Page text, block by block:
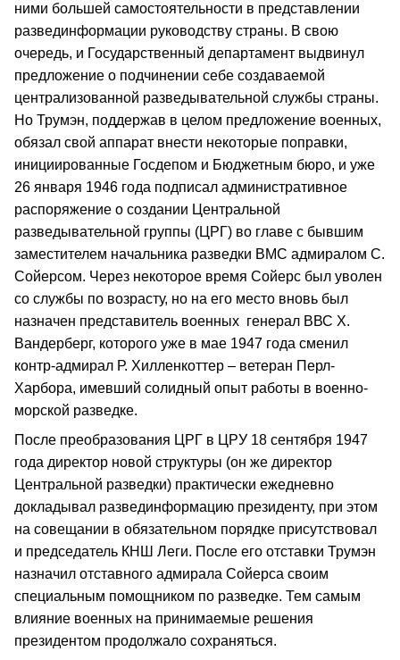
ними большей самостоятельности в представлении
развединформации руководству страны. В свою
очередь, и Государственный департамент выдвинул
предложение о подчинении себе создаваемой
централизованной разведывательной службы страны.
Но Трумэн, поддержав в целом предложение военных,
обязал свой аппарат внести некоторые поправки,
инициированные Госдепом и Бюджетным бюро, и уже
26 января 1946 года подписал административное
распоряжение о создании Центральной
разведывательной группы (ЦРГ) во главе с бывшим
заместителем начальника разведки ВМС адмиралом С.
Сойерсом. Через некоторое время Сойерс был уволен
со службы по возрасту, но на его место вновь был
назначен представитель военных генерал ВВС Х.
Вандерберг, которого уже в мае 1947 года сменил
контр-адмирал Р. Хилленкоттер – ветеран Перл-
Харбора, имевший солидный опыт работы в военно-
морской разведке.
После преобразования ЦРГ в ЦРУ 18 сентября 1947
года директор новой структуры (он же директор
Центральной разведки) практически ежедневно
докладывал развединформацию президенту, при этом
на совещании в обязательном порядке присутствовал
и председатель КНШ Леги. После его отставки Трумэн
назначил отставного адмирала Сойерса своим
специальным помощником по разведке. Тем самым
влияние военных на принимаемые решения
президентом продолжало сохраняться.